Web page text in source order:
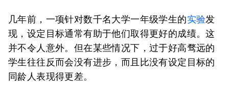
几年前，一项针对数千名大学一年级学生的实验发
现，设定目标通常有助于他们取得更好的成绩。这
并不令人意外。但在某些情况下，过于好高骛远的
学生往往反而会没有进步，而且比没有设定目标的
同龄人表现得更差。